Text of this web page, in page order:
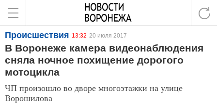
Происшествия 13:32 20 июля 2017
В Воронеже камера видеонаблюдения
сняла ночное похищение дорогого
мотоцикла
ЧП произошло во дворе многоэтажки на улице
Ворошилова